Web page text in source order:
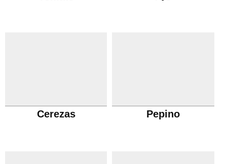
Cerezas Pepino